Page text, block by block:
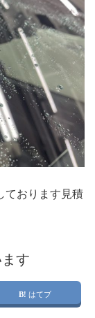
ております見積
す
はてブ